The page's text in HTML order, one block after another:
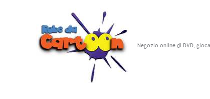
Negozio online di DVD,